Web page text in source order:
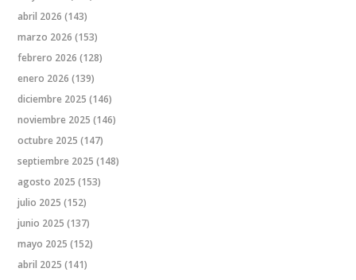
abril 2026 (143)
marzo 2026 (153)
febrero 2026 (128)
enero 2026 (139)
diciembre 2025 (146)
noviembre 2025 (146)
octubre 2025 (147)
septiembre 2025 (148)
agosto 2025 (153)
julio 2025 (152)
junio 2025 (137)
mayo 2025 (152)
abril 2025 (141)